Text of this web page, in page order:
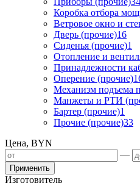
Коробка отбора
Ветровое окно и
Дверь (прочие)16
Сиденья (прочие)1
Отопление и
Принадлежности
Оперение (прочие)
Механизм подъема
Манжеты и РТИ
Бартер (прочие)1
Прочие (прочие)33
Цена, BYN
—
Применить
Изготовитель